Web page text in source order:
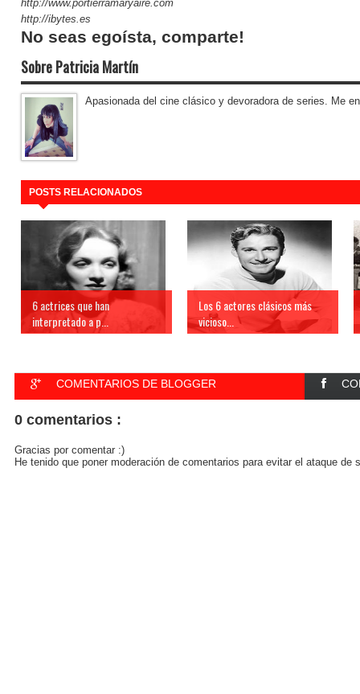
http://www.portierramaryaire.com
http://ibytes.es
No seas egoísta, comparte!
Sobre Patricia Martín
Apasionada del cine clásico y devoradora de series. Me
POSTS RELACIONADOS
6 actrices que han
interpretado a p...
Los 6 actores clásicos más
vicioso...
COMENTARIOS DE BLOGGER
0 comentarios :
Gracias por comentar :)
He tenido que poner moderación de comentarios para evitar el ataque de